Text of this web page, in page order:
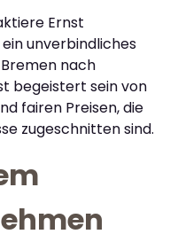
Ernst
unverbindliches
nach
begeistert sein von
fairen Preisen, die
zugeschnitten sind.